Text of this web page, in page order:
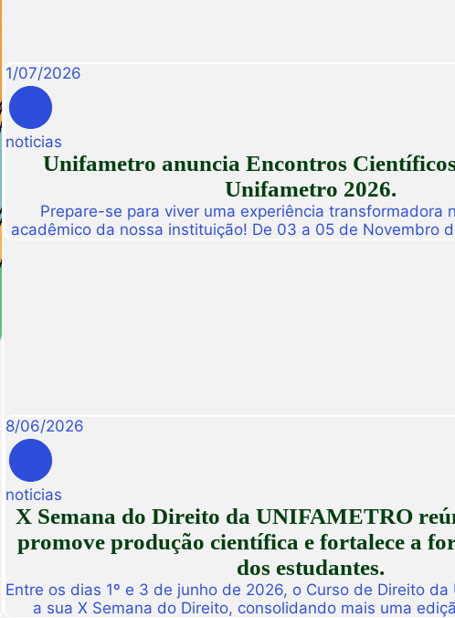
1/07/2026
noticias
Unifametro anuncia Encontros
Unifametro 2026.
Prepare-se para viver uma experiência transformadora
acadêmico da nossa instituição! De 03 a 05 de Novembro
8/06/2026
noticias
X Semana do Direito da UNIFAMETRO
promove produção científica e fortalece a
dos estudantes.
Entre os dias 1º e 3 de junho de 2026, o Curso de Direito da
a sua X Semana do Direito, consolidando mais uma